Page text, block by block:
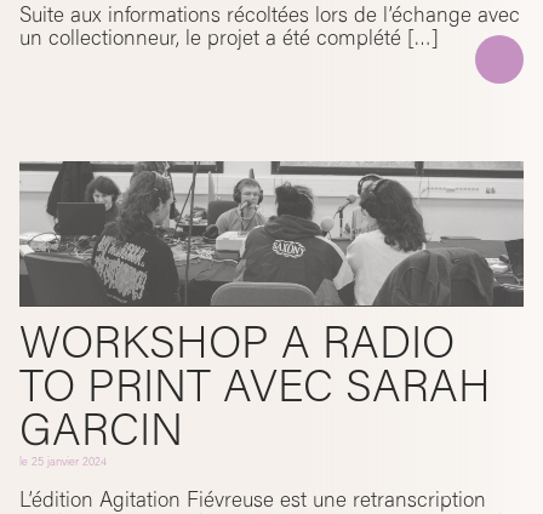
Suite aux informations récoltées lors de l’échange avec
un collectionneur, le projet a été complété […]
WORKSHOP A RADIO
TO PRINT AVEC SARAH
GARCIN
le 25 janvier 2024
L’édition Agitation Fiévreuse est une retranscription